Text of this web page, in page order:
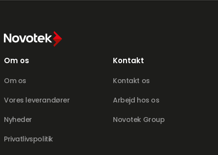
Om os
Om os
Vores leverandører
Nyheder
Privatlivspolitik
Kontakt
Kontakt os
Arbejd hos os
Novotek Group